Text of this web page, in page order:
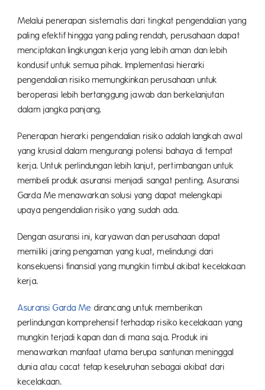
Melalui penerapan sistematis dari tingkat pengendalian yang
paling efektif hingga yang paling rendah, perusahaan dapat
menciptakan lingkungan kerja yang lebih aman dan lebih
kondusif untuk semua pihak. Implementasi hierarki
pengendalian risiko memungkinkan perusahaan untuk
beroperasi lebih bertanggung jawab dan berkelanjutan
dalam jangka panjang.
Penerapan hierarki pengendalian risiko adalah langkah awal
yang krusial dalam mengurangi potensi bahaya di tempat
kerja. Untuk perlindungan lebih lanjut, pertimbangan untuk
membeli produk asuransi menjadi sangat penting. Asuransi
Garda Me menawarkan solusi yang dapat melengkapi
upaya pengendalian risiko yang sudah ada.
Dengan asuransi ini, karyawan dan perusahaan dapat
memiliki jaring pengaman yang kuat, melindungi dari
konsekuensi finansial yang mungkin timbul akibat kecelakaan
kerja.
Asuransi Garda Me dirancang untuk memberikan
perlindungan komprehensif terhadap risiko kecelakaan yang
mungkin terjadi kapan dan di mana saja. Produk ini
menawarkan manfaat utama berupa santunan meninggal
dunia atau cacat tetap keseluruhan sebagai akibat dari
kecelakaan.